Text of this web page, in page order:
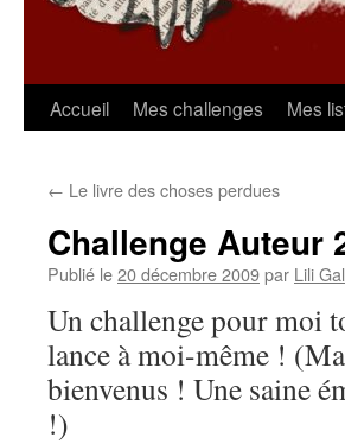
Aller
contenu
Accueil Mes challenges Mes
← Le livre des choses perdues
Challenge Auteur
Publié le20 décembre 2009par Lili
Un challenge pour moi
lance à moi-même !
bienvenus ! Une saine
!)